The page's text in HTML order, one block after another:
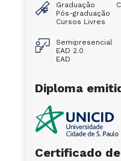
Graduação
Pós-graduação
Cursos Livres
Semipresencial
EAD 2.0
EAD
Diploma
Certificado